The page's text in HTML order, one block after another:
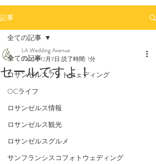
記事
全ての記事
ロサンゼルスフォトウェディング
OCライフ
ロサンゼルス情報
ロサンゼルス観光
ロサンゼルスグルメ
サンフランシスコフォトウェディング
全ての記事
セールですよ！
LA Wedding Avenue
2023年12月7日 読了時間: 1分